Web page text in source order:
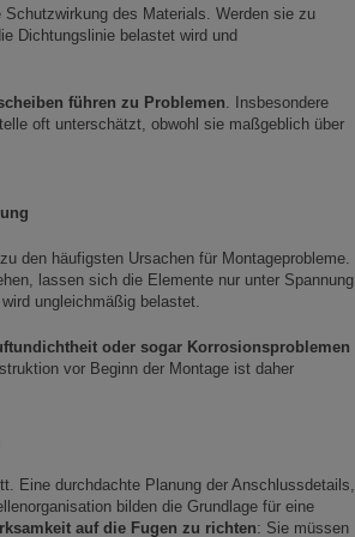
des Materials. Werden sie zu
Dichtungslinie belastet wird und
führen zu Problemen. Insbesondere
oft unterschätzt, obwohl sie maßgeblich über
den häufigsten Ursachen für Montageprobleme.
lassen sich die Elemente nur unter Spannung
ungleichmäßig belastet.
oder sogar Korrosionsproblemen
vor Beginn der Montage ist daher
Eine durchdachte Planung der Anschlussdetails,
bilden die Grundlage für eine
auf die Fugen zu richten: Sie müssen